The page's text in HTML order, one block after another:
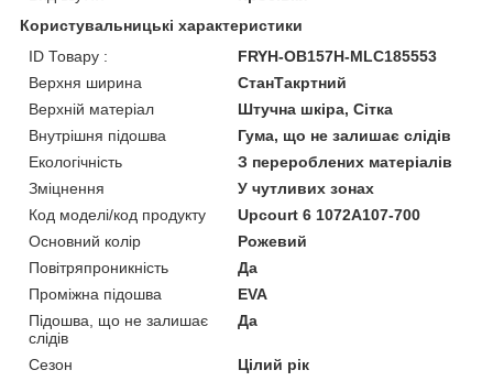
Користувальницькі характеристики
ID Товару :
FRYH-OB157H-MLC185553
Верхня ширина
СтанТакртний
Верхній матеріал
Штучна шкіра, Сітка
Внутрішня підошва
Гума, що не залишає слідів
Екологічність
З перероблених матеріалів
Зміцнення
У чутливих зонах
Код моделі/код продукту
Upcourt 6 1072A107-700
Основний колір
Рожевий
Повітряпроникність
Да
Проміжна підошва
EVA
Підошва, що не залишає
слідів
Да
Сезон
Цілий рік